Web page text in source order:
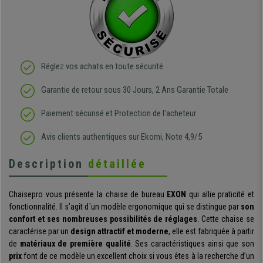
Réglez vos achats en toute sécurité
Garantie de retour sous 30 Jours, 2 Ans Garantie Totale
Paiement sécurisé et Protection de l'acheteur
Avis clients authentiques sur Ekomi, Note 4,9/5
Description détaillée
Chaisepro vous présente la chaise de bureau EXON qui allie praticité et
fonctionnalité. Il s’agit d´un modèle ergonomique qui se distingue par son
confort et ses nombreuses possibilités de réglages. Cette chaise se
caractérise par un design attractif et moderne, elle est fabriquée à partir
de matériaux de première qualité. Ses caractéristiques ainsi que son
prix font de ce modèle un excellent choix si vous êtes à la recherche d’un